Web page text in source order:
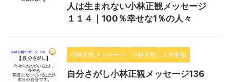
人は生まれない小林正観メッセージ
１１４｜100％幸せな1％の人々
小林正観メッセージ 小林正観 人生相談
自分さがし小林正観メッセージ136